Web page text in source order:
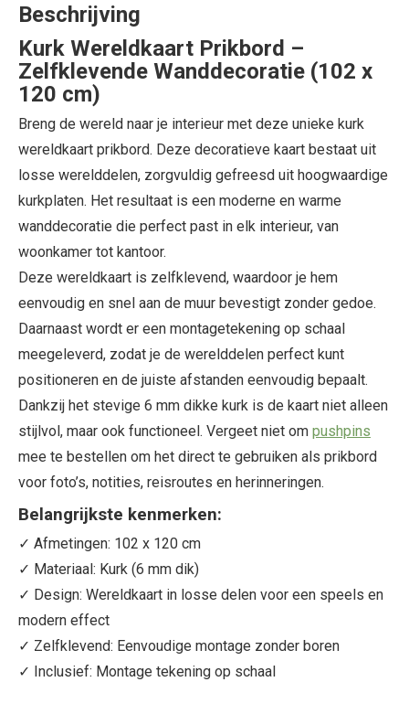
Beschrijving
Kurk Wereldkaart Prikbord –
Zelfklevende Wanddecoratie (102 x
120 cm)
Breng de wereld naar je interieur met deze unieke kurk
wereldkaart prikbord. Deze decoratieve kaart bestaat uit
losse werelddelen, zorgvuldig gefreesd uit hoogwaardige
kurkplaten. Het resultaat is een moderne en warme
wanddecoratie die perfect past in elk interieur, van
woonkamer tot kantoor.
Deze wereldkaart is zelfklevend, waardoor je hem
eenvoudig en snel aan de muur bevestigt zonder gedoe.
Daarnaast wordt er een montagetekening op schaal
meegeleverd, zodat je de werelddelen perfect kunt
positioneren en de juiste afstanden eenvoudig bepaalt.
Dankzij het stevige 6 mm dikke kurk is de kaart niet alleen
stijlvol, maar ook functioneel. Vergeet niet om pushpins
mee te bestellen om het direct te gebruiken als prikbord
voor foto’s, notities, reisroutes en herinneringen.
Belangrijkste kenmerken:
✓ Afmetingen: 102 x 120 cm
✓ Materiaal: Kurk (6 mm dik)
✓ Design: Wereldkaart in losse delen voor een speels en
modern effect
✓ Zelfklevend: Eenvoudige montage zonder boren
✓ Inclusief: Montage tekening op schaal